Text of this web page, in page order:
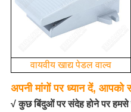
वायवीय खाद्य पेडल वाल्व
अपनी मांगों पर ध्यान दें, आपको
√ कुछ बिंदुओं पर संदेह होने पर हमसे